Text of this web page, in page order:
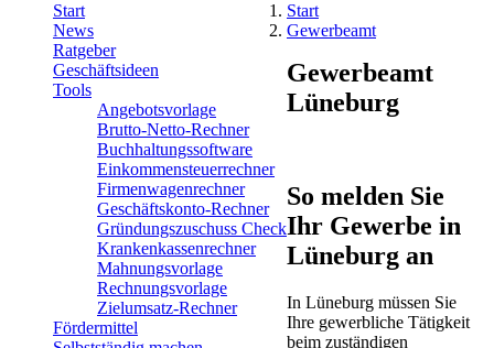
Start
News
Ratgeber
Geschäftsideen
Tools
Angebotsvorlage
Brutto-Netto-Rechner
Buchhaltungssoftware
Einkommensteuerrechner
Firmenwagenrechner
Geschäftskonto-Rechner
Gründungszuschuss Check
Krankenkassenrechner
Mahnungsvorlage
Rechnungsvorlage
Zielumsatz-Rechner
Fördermittel
Start
Gewerbeamt
Gewerbeamt
Lüneburg
So melden Sie
Ihr Gewerbe in
Lüneburg an
In Lüneburg müssen Sie
Ihre gewerbliche Tätigkeit
beim zuständigen